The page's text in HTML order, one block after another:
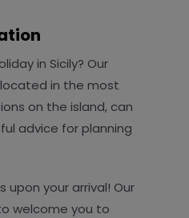
in Sicily? Our
in the most
on the island, can
advice for planning
upon your arrival! Our
welcome you to